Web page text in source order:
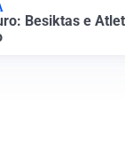
Besiktas e